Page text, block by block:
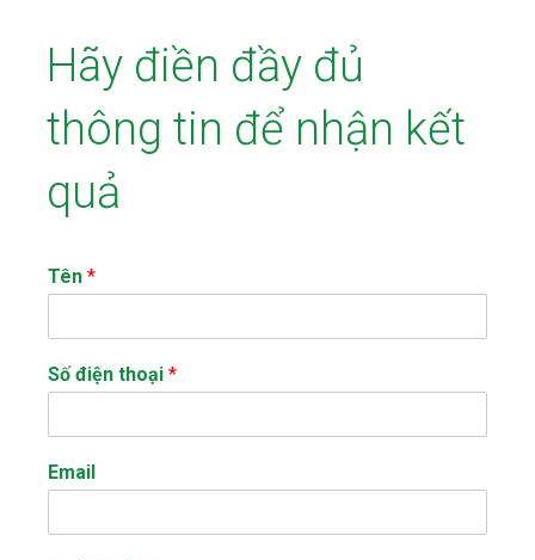
Hãy điền đầy đủ
thông tin để nhận kết
quả
Tên *
Số điện thoại *
Email